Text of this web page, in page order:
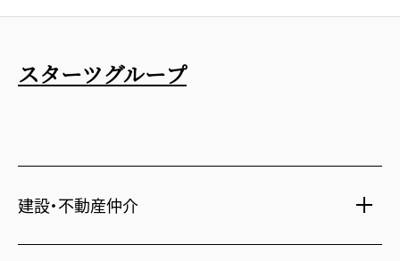
スターツグループ
建設・不動産仲介